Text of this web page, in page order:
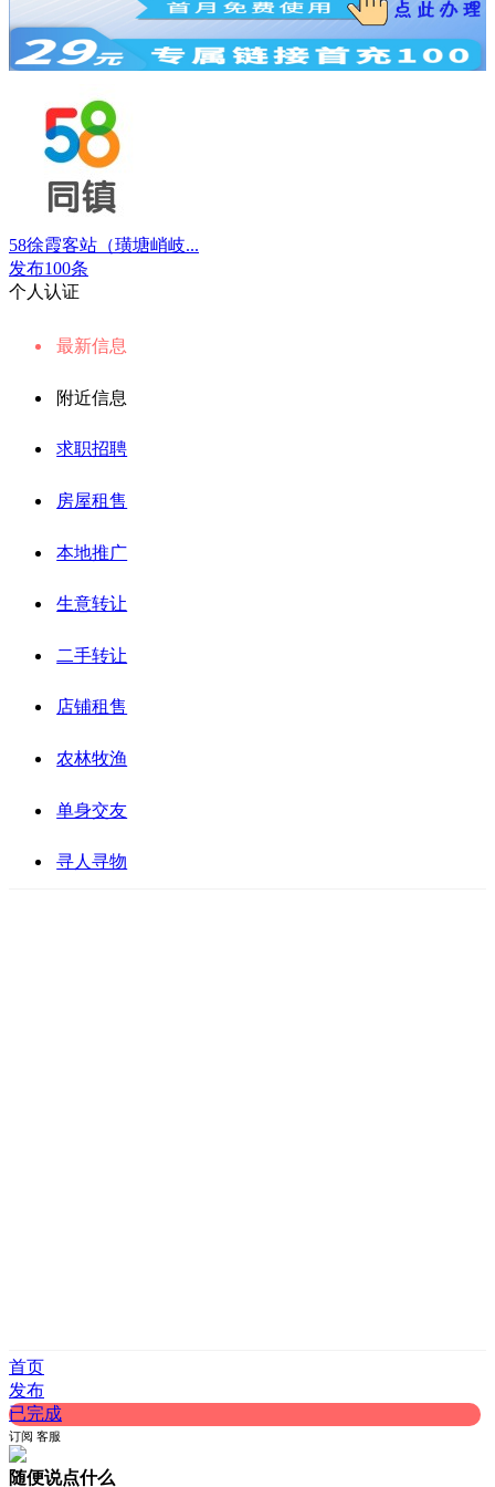
58徐霞客站（璜塘峭岐...
发布100条
个人认证
最新信息
附近信息
求职招聘
房屋租售
本地推广
生意转让
二手转让
店铺租售
农林牧渔
单身交友
寻人寻物
首页
发布
已完成
订阅 客服
随便说点什么